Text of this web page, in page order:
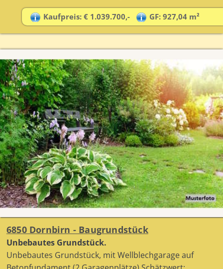
Kaufpreis: € 1.039.700,- GF: 927,04 m²
6850 Dornbirn - Baugrundstück
Unbebautes Grundstück.
Unbebautes Grundstück, mit Wellblechgarage auf